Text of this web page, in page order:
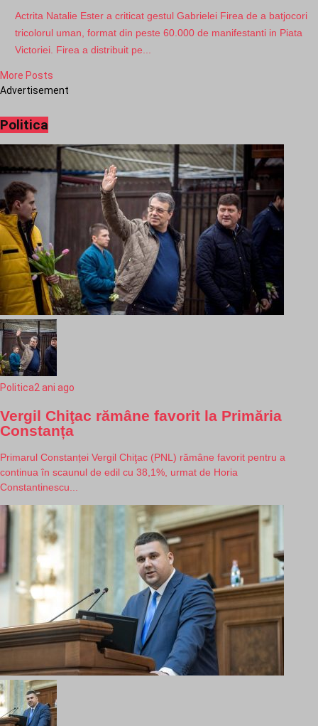
Actrita Natalie Ester a criticat gestul Gabrielei Firea de a batjocori
tricolorul uman, format din peste 60.000 de manifestanti in Piata
Victoriei. Firea a distribuit pe...
More Posts
Advertisement
Politica
Politica2 ani ago
Vergil Chiţac rămâne favorit la Primăria
Constanța
Primarul Constanței Vergil Chiţac (PNL) rămâne favorit pentru a
continua în scaunul de edil cu 38,1%, urmat de Horia
Constantinescu...